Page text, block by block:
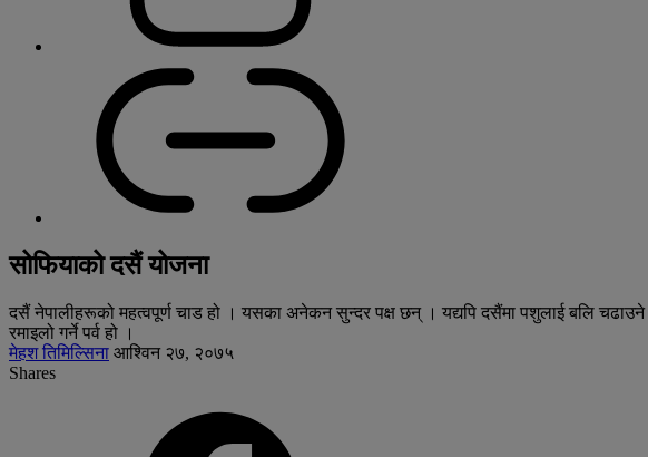
सोफियाको दसैं योजना
दसैं नेपालीहरूको महत्वपूर्ण चाड हो । यसका अनेकन सुन्दर पक्ष छन् । यद्यपि दसैंमा पशुलाई बलि
रमाइलो गर्ने पर्व हो ।
मेहश तिमिल्सिना आश्विन २७, २०७५
Shares